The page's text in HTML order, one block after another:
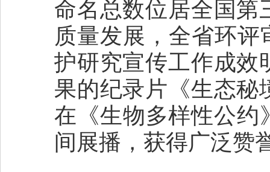
命名总数位居全国第
质量发展，全省环
护研究宣传工作成效
果的纪录片《生态秘
在《生物多样性公约
间展播，获得广泛赞